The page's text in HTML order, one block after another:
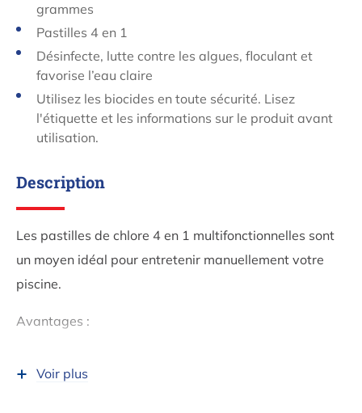
grammes
Pastilles 4 en 1
Désinfecte, lutte contre les algues, floculant et
favorise l’eau claire
Utilisez les biocides en toute sécurité. Lisez
l'étiquette et les informations sur le produit avant
utilisation.
Description
Les pastilles de chlore 4 en 1 multifonctionnelles sont
un moyen idéal pour entretenir manuellement votre
piscine.
Avantages :
Haute teneur en chlore disponible
Voir plus